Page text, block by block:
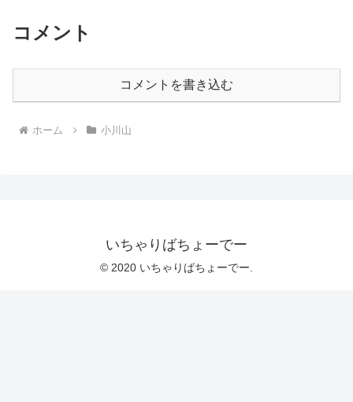
コメント
コメントを書き込む
ホーム 小川山
いちゃりばちょーでー
© 2020 いちゃりばちょーでー.